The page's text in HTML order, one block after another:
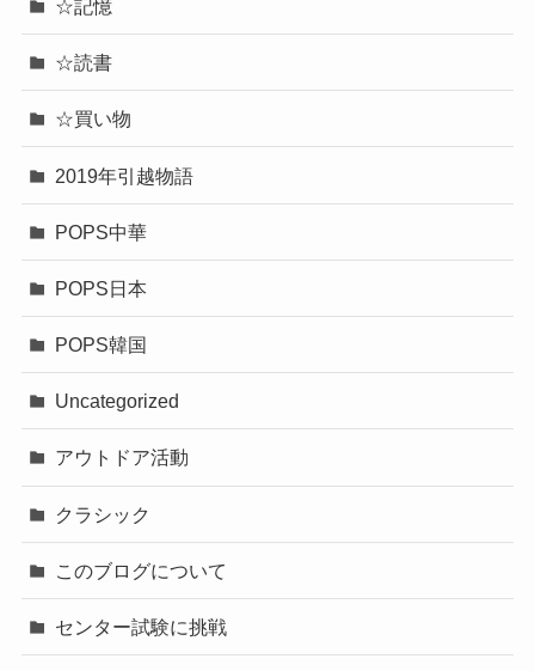
☆記憶
☆読書
☆買い物
2019年引越物語
POPS中華
POPS日本
POPS韓国
Uncategorized
アウトドア活動
クラシック
このブログについて
センター試験に挑戦